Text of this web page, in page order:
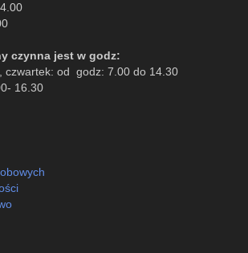
czynna jest w godz:
czwartek: od godz: 7.00 do 14.30
16.30